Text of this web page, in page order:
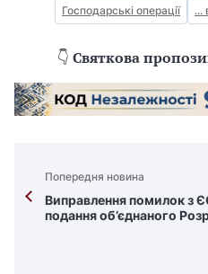
Господарські операції
...
👇 Святкова
Попередня новина
Виправлення помилок з
подання об’єднаного